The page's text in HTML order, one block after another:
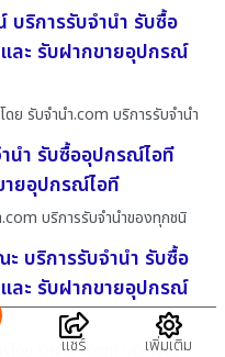
ริการรับจำนำ รับซื้อ
ละ รับฝากขายอุปกรณ์
ย รับจํานํา.com บริการรับจำนำ
นำ รับซื้ออุปกรณ์ไอที
ายอุปกรณ์ไอที
บริการรับจำนำของทุกชนิ
บริการรับจำนำ รับซื้อ
ละ รับฝากขายอุปกรณ์
โดย รับจํานํา.com บริการรับ
แชร์ เพิ่มเติม